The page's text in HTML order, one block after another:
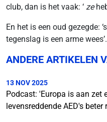
club, dan is het vaak: ‘ ze
En het is een oud gezegde:
tegenslag is een arme wees’.
ANDERE ARTIKELEN
13 NOV 2025
Podcast: 'Europa is aan zet
levensreddende AED's beter